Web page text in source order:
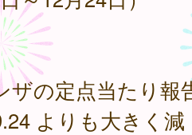
の定点当たり報
よりも大きく減